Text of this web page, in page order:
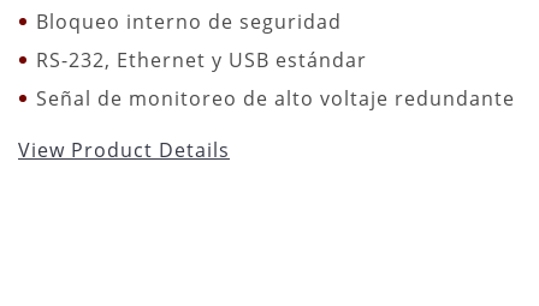
Bloqueo interno de seguridad
RS-232, Ethernet y USB estándar
Señal de monitoreo de alto voltaje redundante
View Product Details